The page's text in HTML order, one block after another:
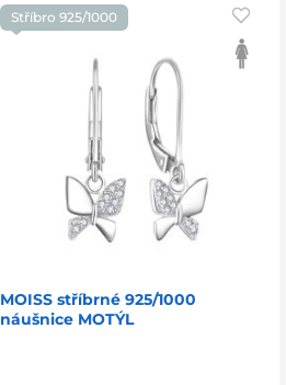
Stříbro 925/1000
MOISS stříbrné 925/1000
náušnice MOTÝL